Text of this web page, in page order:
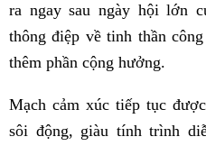
ra ngay sau ngày hội lớn
thông điệp về tinh thần
thêm phần cộng hưởng.
Mạch cảm xúc tiếp tục
sôi động, giàu tính trình